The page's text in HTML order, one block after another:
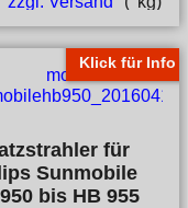
Klick für Info
für
Sunmobile
bis HB 955